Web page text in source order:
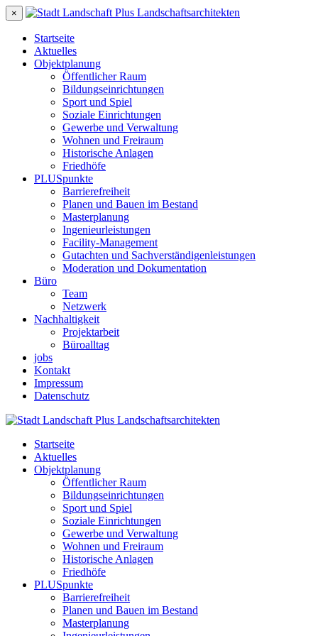
×
Startseite
Aktuelles
Objektplanung
Öffentlicher Raum
Bildungseinrichtungen
Sport und Spiel
Soziale Einrichtungen
Gewerbe und Verwaltung
Wohnen und Freiraum
Historische Anlagen
Friedhöfe
PLUSpunkte
Barrierefreiheit
Planen und Bauen im Bestand
Masterplanung
Ingenieurleistungen
Facility-Management
Gutachten und Sachverständigenleistungen
Moderation und Dokumentation
Büro
Team
Netzwerk
Nachhaltigkeit
Projektarbeit
Büroalltag
jobs
Kontakt
Impressum
Datenschutz
Startseite
Aktuelles
Objektplanung
Öffentlicher Raum
Bildungseinrichtungen
Sport und Spiel
Soziale Einrichtungen
Gewerbe und Verwaltung
Wohnen und Freiraum
Historische Anlagen
Friedhöfe
PLUSpunkte
Barrierefreiheit
Planen und Bauen im Bestand
Masterplanung